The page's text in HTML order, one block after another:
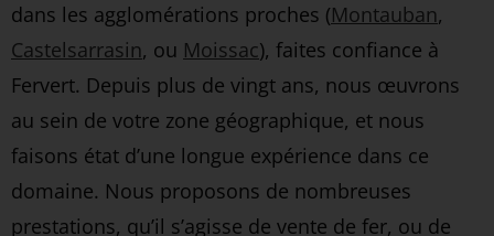
dans les agglomérations proches (Montauban,
Castelsarrasin, ou Moissac), faites confiance à
Fervert. Depuis plus de vingt ans, nous œuvrons
au sein de votre zone géographique, et nous
faisons état d’une longue expérience dans ce
domaine. Nous proposons de nombreuses
prestations, qu’il s’agisse de vente de fer, ou de